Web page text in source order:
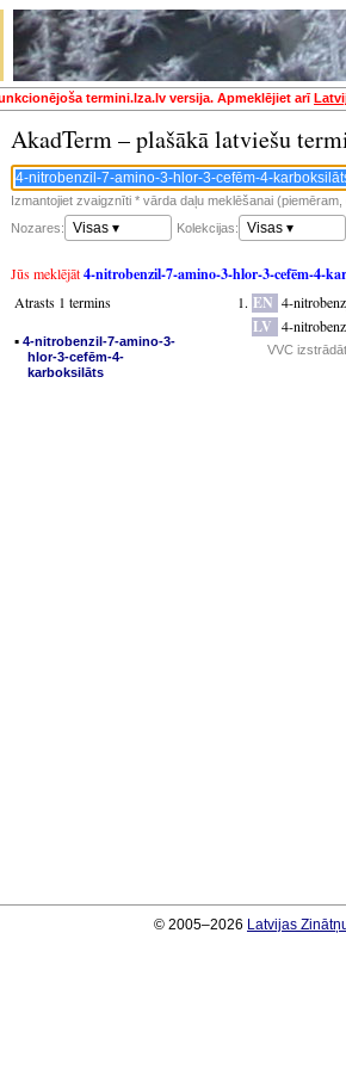
termini.lza.lv versija. Apmeklējiet arī
AkadTerm – plašākā latviešu
Izmantojiet zvaigznīti * vārda daļu meklēšanai
Nozares:
Visas ▾ Kolekcijas: Visas ▾
Jūs meklējāt4-nitrobenzil-7-amino-3-hlor-3-cefēm-4-
Atrasts 1 termins
▪ 4-nitrobenzil-7-amino-3-
hlor-3-cefēm-4-
karboksilāts
EN 4-
LV 4-
VVC
© 2005–2026 Latvijas